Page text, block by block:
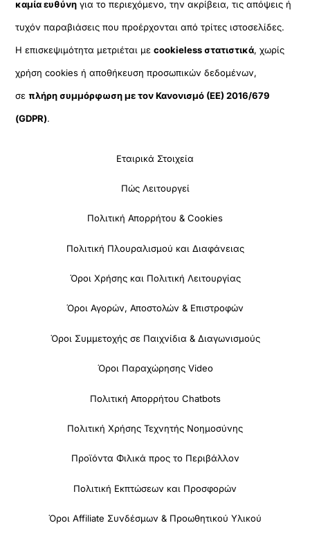
καμία ευθύνη για το περιεχόμενο, την ακρίβεια, τις απόψεις ή
τυχόν παραβιάσεις που προέρχονται από τρίτες ιστοσελίδες.
Η επισκεψιμότητα μετριέται μεcookieless στατιστικά, χωρίς
χρήση cookies ή αποθήκευση προσωπικών δεδομένων,
σεπλήρη συμμόρφωση με τον Κανονισμό (ΕΕ) 2016/679
(GDPR).
Εταιρικά Στοιχεία
Πώς Λειτουργεί
Πολιτική Απορρήτου & Cookies
Πολιτική Πλουραλισμού και Διαφάνειας
Όροι Χρήσης και Πολιτική Λειτουργίας
Όροι Αγορών, Αποστολών & Επιστροφών
Όροι Συμμετοχής σε Παιχνίδια & Διαγωνισμούς
Όροι Παραχώρησης Video
Πολιτική Απορρήτου Chatbots
Πολιτική Χρήσης Τεχνητής Νοημοσύνης
Προϊόντα Φιλικά προς το Περιβάλλον
Πολιτική Εκπτώσεων και Προσφορών
Όροι Affiliate Συνδέσμων & Προωθητικού Υλικού